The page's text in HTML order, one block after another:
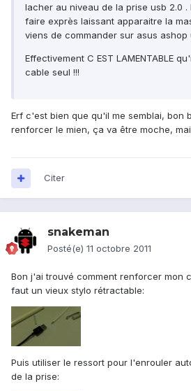
lacher au niveau de la prise usb 2.0
faire exprès laissant apparaitre la
viens de commander sur asus ashop
Effectivement C EST LAMENTABLE
cable seul !!!
Erf c'est bien que qu'il me semblai, bon
renforcer le mien, ça va être moche,
Citer
snakeman
Posté(e) 11 octobre 2011
Bon j'ai trouvé comment renforcer mon
faut un vieux stylo rétractable:
Puis utiliser le ressort pour l'enrouler
de la prise: